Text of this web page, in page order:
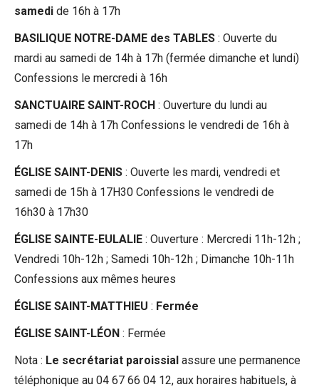
samedi de 16h à 17h
BASILIQUE NOTRE-DAME des TABLES : Ouverte du
mardi au samedi de 14h à 17h (fermée dimanche et lundi)
Confessions le mercredi à 16h
SANCTUAIRE SAINT-ROCH : Ouverture du lundi au
samedi de 14h à 17h Confessions le vendredi de 16h à
17h
ÉGLISE SAINT-DENIS : Ouverte les mardi, vendredi et
samedi de 15h à 17H30 Confessions le vendredi de
16h30 à 17h30
ÉGLISE SAINTE-EULALIE : Ouverture : Mercredi 11h-12h ;
Vendredi 10h-12h ; Samedi 10h-12h ; Dimanche 10h-11h
Confessions aux mêmes heures
ÉGLISE SAINT-MATTHIEU : Fermée
ÉGLISE SAINT-LÉON : Fermée
Nota : Le secrétariat paroissial assure une permanence
téléphonique au 04 67 66 04 12, aux horaires habituels, à